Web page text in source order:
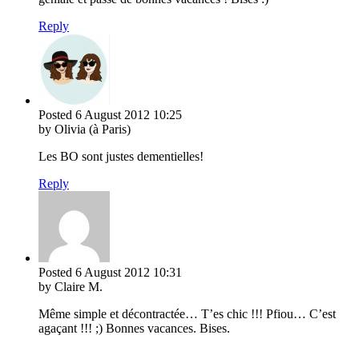
Reply
Posted 6 August 2012 10:25
by Olivia (à Paris)
Les BO sont justes dementielles!
Reply
Posted 6 August 2012 10:31
by Claire M.
Même simple et décontractée… T’es chic !!! Pfiou… C’est
agaçant !!! ;) Bonnes vacances. Bises.